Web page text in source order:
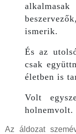
ismerik.
És az
csak
életben is
Volt
holnemvolt.
Az áldozat